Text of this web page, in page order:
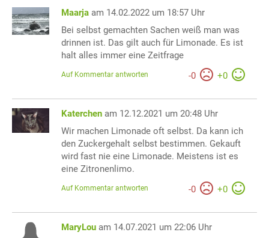
Maarja am 14.02.2022 um 18:57 Uhr
Bei selbst gemachten Sachen weiß man was
drinnen ist. Das gilt auch für Limonade. Es ist
halt alles immer eine Zeitfrage
-0 +0
Auf Kommentar antworten
Katerchen am 12.12.2021 um 20:48 Uhr
Wir machen Limonade oft selbst. Da kann ich
den Zuckergehalt selbst bestimmen. Gekauft
wird fast nie eine Limonade. Meistens ist es
eine Zitronenlimo.
-0 +0
Auf Kommentar antworten
MaryLou am 14.07.2021 um 22:06 Uhr